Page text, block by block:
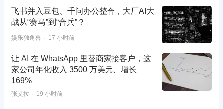
飞书并入豆包、千问办公整合，大厂AI大
战从“赛马”到“合兵”？
娱乐独角兽 17 小时前
让 AI 在 WhatsApp 里替商家接客户，这
家公司年化收入 3500 万美元、增长
169%
张艾拉 19 小时前